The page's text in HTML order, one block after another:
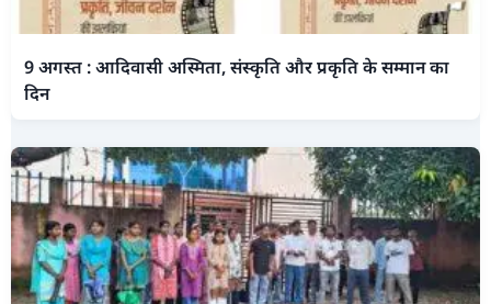
9 अगस्त : आदिवासी अस्मिता, संस्कृति और प्रकृति के सम्मान का
दिन